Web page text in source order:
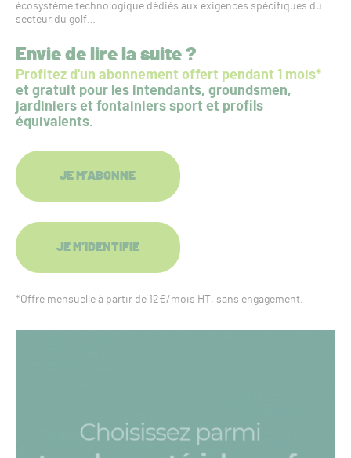
écosystème technologique dédiés aux exigences spécifiques du
secteur du golf…
Envie de lire la suite ?
Profitez d'un abonnement offert pendant 1 mois*
et gratuit pour les intendants, groundsmen,
jardiniers et fontainiers sport et profils
équivalents.
JE M’ABONNE
JE M’IDENTIFIE
*Offre mensuelle à partir de 12€/mois HT, sans engagement.